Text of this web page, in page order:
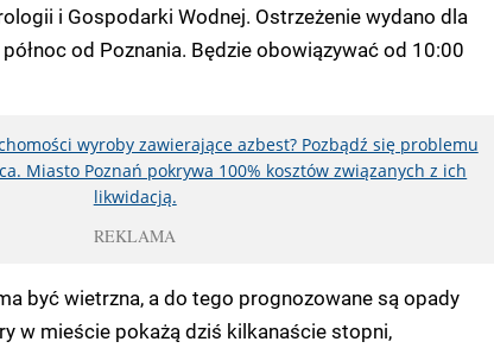
i Gospodarki Wodnej. Ostrzeżenie wydano dla
od Poznania. Będzie obowiązywać od 10:00
wyroby zawierające azbest? Pozbądź się problemu
Miasto Poznań pokrywa 100% kosztów związanych z ich
likwidacją.
REKLAMA
być wietrzna, a do tego prognozowane są opady
w mieście pokażą dziś kilkanaście stopni,